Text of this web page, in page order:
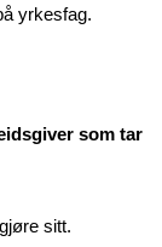
yrkesfag.
som tar
sitt.